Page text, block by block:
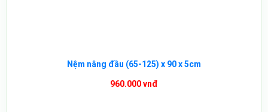
Nệm nâng đầu (65-125) x 90 x 5cm
960.000 vnđ